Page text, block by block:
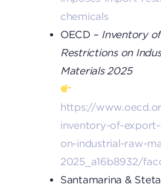
chemicals
OECD – Inventory
Restrictions on
Materials 2025
https://
inventory-of-
on-industrial-raw-
2025_a16b8932/
Santamarina &